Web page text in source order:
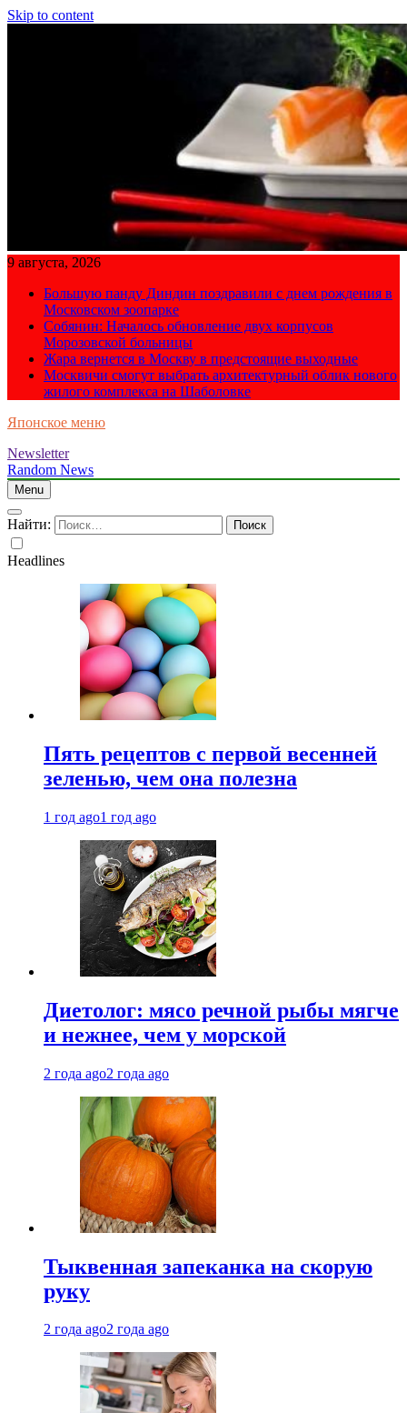
Skip to content
9 августа, 2026
Большую панду Диндин поздравили с днем рождения в
Московском зоопарке
Собянин: Началось обновление двух корпусов
Морозовской больницы
Жара вернется в Москву в предстоящие выходные
Москвичи смогут выбрать архитектурный облик нового
жилого комплекса на Шаболовке
Японское меню
Newsletter
Random News
Menu
Найти:
Headlines
Пять рецептов с первой весенней
зеленью, чем она полезна
1 год ago1 год ago
Диетолог: мясо речной рыбы мягче
и нежнее, чем у морской
2 года ago2 года ago
Тыквенная запеканка на скорую
руку
2 года ago2 года ago